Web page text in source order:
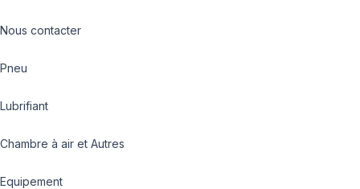
Nous contacter
Pneu
Lubrifiant
Chambre à air et Autres
Equipement